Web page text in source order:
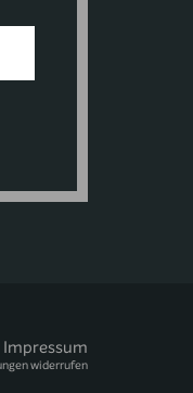
Impressum
widerrufen